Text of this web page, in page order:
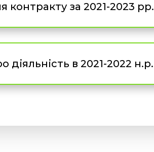
контракту за 2021-2023 рр.
діяльність в 2021-2022 н.р.